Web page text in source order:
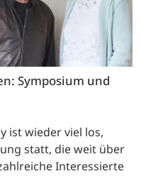
Symposium und
ist wieder viel los,
statt, die weit über
Interessierte